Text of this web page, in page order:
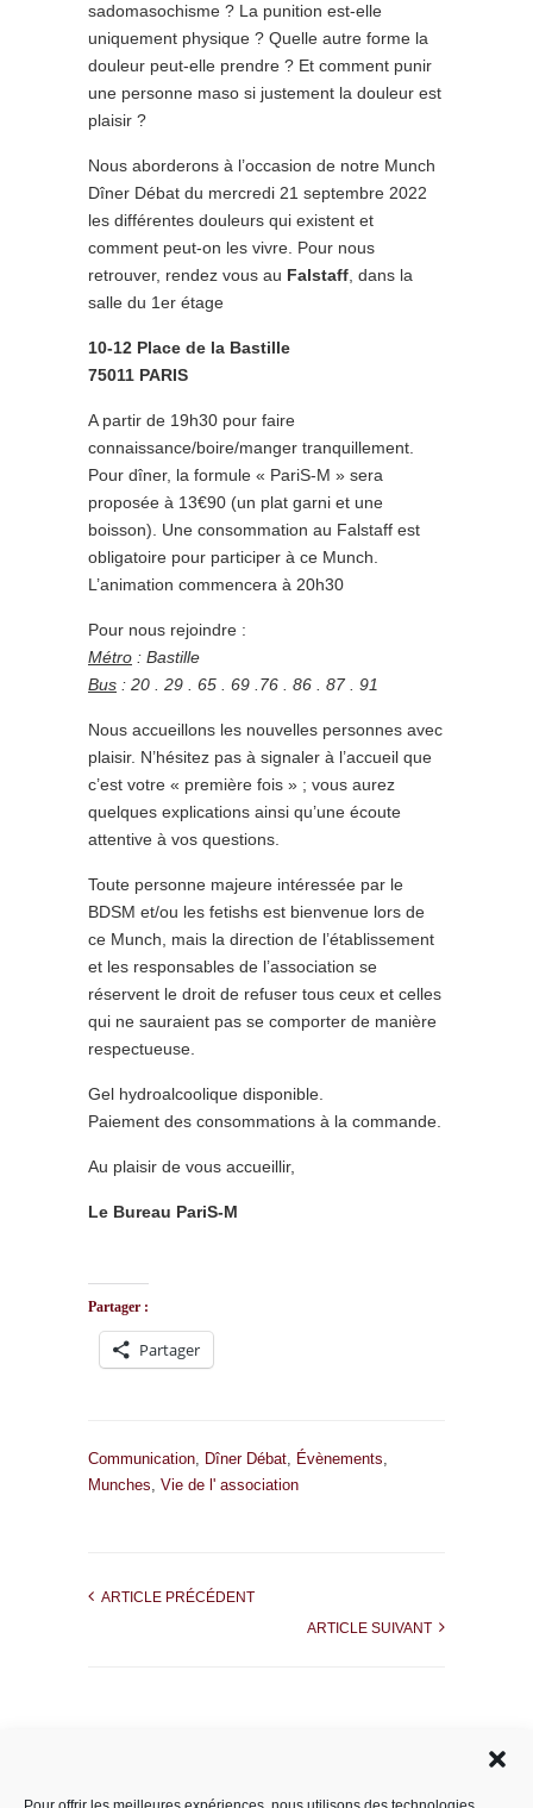
sadomasochisme ? La punition est-elle
uniquement physique ? Quelle autre forme la
douleur peut-elle prendre ? Et comment punir
une personne maso si justement la douleur est
plaisir ?
Nous aborderons à l’occasion de notre Munch
Dîner Débat du mercredi 21 septembre 2022
les différentes douleurs qui existent et
comment peut-on les vivre. Pour nous
retrouver, rendez vous au Falstaff , dans la
salle du 1er étage
10-12 Place de la Bastille
75011 PARIS
A partir de 19h30 pour faire
connaissance/boire/manger tranquillement.
Pour dîner, la formule « PariS-M » sera
proposée à 13€90 (un plat garni et une
boisson). Une consommation au Falstaff est
obligatoire pour participer à ce Munch.
L’animation commencera à 20h30
Pour nous rejoindre :
Métro : Bastille
Bus : 20 . 29 . 65 . 69 .76 . 86 . 87 . 91
Nous accueillons les nouvelles personnes avec
plaisir. N’hésitez pas à signaler à l’accueil que
c’est votre « première fois » ; vous aurez
quelques explications ainsi qu’une écoute
attentive à vos questions.
Toute personne majeure intéressée par le
BDSM et/ou les fetishs est bienvenue lors de
ce Munch, mais la direction de l’établissement
et les responsables de l’association se
réservent le droit de refuser tous ceux et celles
qui ne sauraient pas se comporter de manière
respectueuse.
Gel hydroalcoolique disponible.
Paiement des consommations à la commande.
Au plaisir de vous accueillir,
Le Bureau PariS-M
Partager :
Partager
Communication, Dîner Débat, Évènements,
Munches, Vie de l' association
ARTICLE PRÉCÉDENT
ARTICLE SUIVANT